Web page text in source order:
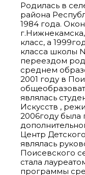
Родилась в
района
1984 года.
г.Нижнекамска,
класс, а
класса школы
переездом
среднем
2001 году в
являлась
Искусств ,
2006году была
Центр
являлась
Поисевского
стала
программы